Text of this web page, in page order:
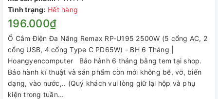
Tình trạng: Hết hàng
196.000₫
Ổ Cắm Điện Đa Năng Remax RP-U195 2500W (5 cổng AC, 2
cổng USB, 4 cổng Type C PD65W) - BH 6 Tháng |
Hoangyencomputer Bảo hành 6 tháng bằng tem tại shop.
Bảo hành kĩ thuật và sản phẩm còn mới không bễ, vỡ, biến
dạng, vào nước,.. (Quý khách vui lòng giữ lại hộp và phụ
kiện trong tuần...